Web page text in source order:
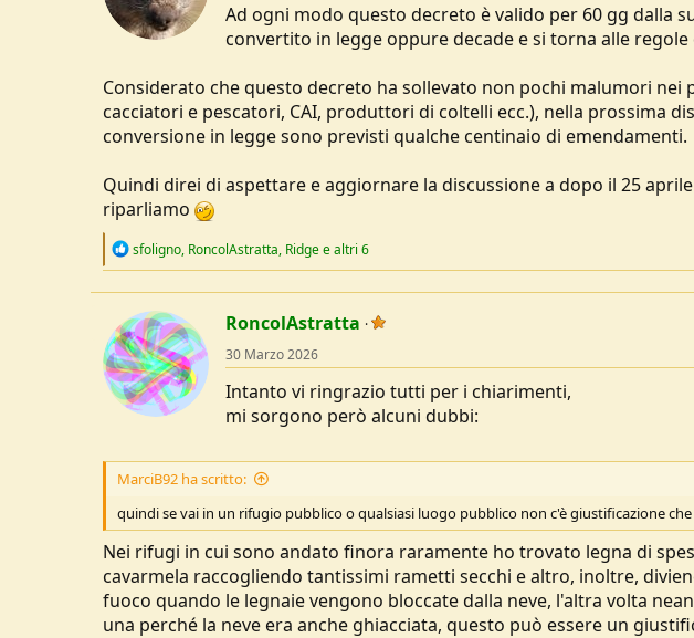
n
s
Ad ogni modo questo decreto è valido per 60 gg dalla
convertito in legge oppure decade e si torna alle regole
Considerato che questo decreto ha sollevato non pochi malumori nei
cacciatori e pescatori, CAI, produttori di coltelli ecc.), nella prossima
conversione in legge sono previsti qualche centinaio di emendamenti.
Quindi direi di aspettare e aggiornare la discussione a dopo il 25
riparliamo
R
t
i
o
n
s
:
sfoligno, RoncolAstratta, Ridgee altri 6
RoncolAstratta
30 Marzo 2026
Intanto vi ringrazio tutti per i chiarimenti,
mi sorgono però alcuni dubbi:
MarciB92 ha scritto:
quindi se vai in un rifugio pubblico o qualsiasi luogo pubblico non c'è giustificazione
Nei rifugi in cui sono andato finora raramente ho trovato legna di
cavarmela raccogliendo tantissimi rametti secchi e altro, inoltre,
fuoco quando le legnaie vengono bloccate dalla neve, l'altra volta
una perché la neve era anche ghiacciata, questo può essere un